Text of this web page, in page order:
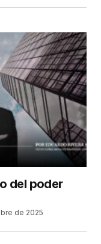
del poder
de 2025